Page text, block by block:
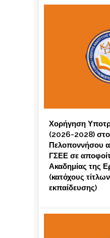
Χορήγηση
(2026-2028) στο
Πελοποννήσου
ΓΣΕΕ σε
Ακαδημίας της
(κατόχους
εκπαίδευσης)